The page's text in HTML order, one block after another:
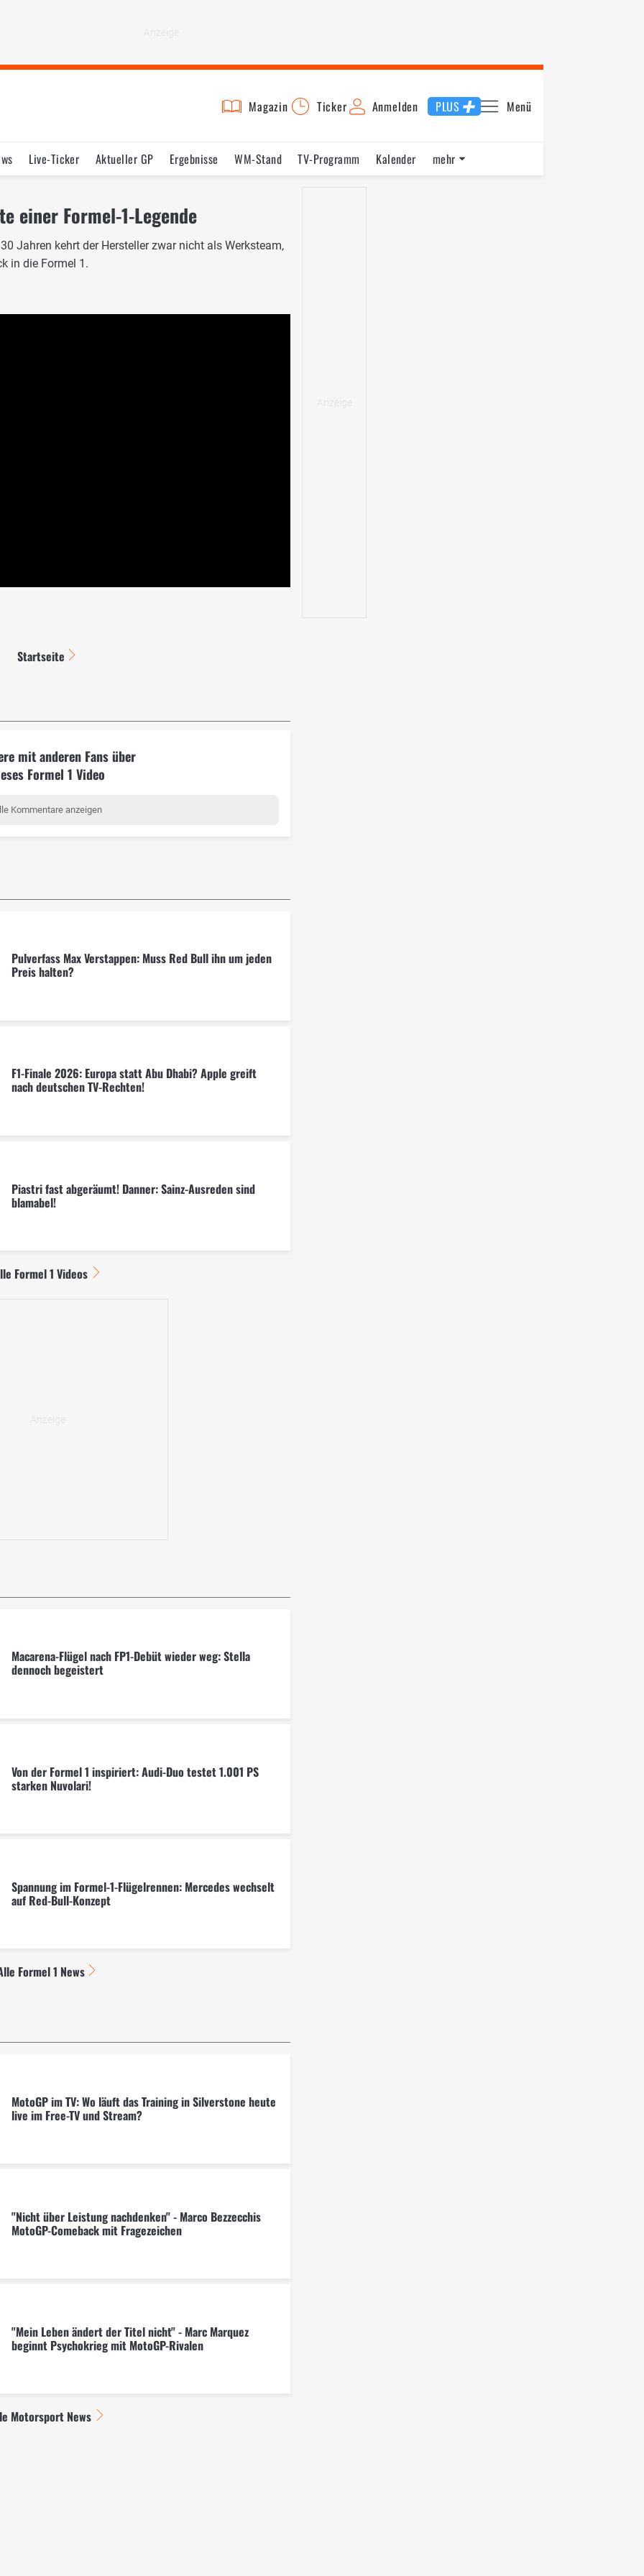
Magazin Ticker Anmelden PLUS Menü
Live-Ticker Aktueller GP Ergebnisse WM-Stand TV-Programm
Kalender
mehr
einer Formel-1-Legende
Jahren kehrt der Hersteller zwar nicht als Werksteam,
in die Formel 1.
Startseite
mit anderen Fans über
Formel 1 Video
Kommentare anzeigen
Pulverfass Max Verstappen: Muss Red Bull ihn um jeden
Preis halten?
F1-Finale 2026: Europa statt Abu Dhabi? Apple greift
nach deutschen TV-Rechten!
Piastri fast abgeräumt! Danner: Sainz-Ausreden sind
blamabel!
Formel 1 Videos
Macarena-Flügel nach FP1-Debüt wieder weg: Stella
dennoch begeistert
Von der Formel 1 inspiriert: Audi-Duo testet 1.001 PS
starken Nuvolari!
Spannung im Formel-1-Flügelrennen: Mercedes wechselt
auf Red-Bull-Konzept
Formel 1 News
MotoGP im TV: Wo läuft das Training in Silverstone heute
live im Free-TV und Stream?
"Nicht über Leistung nachdenken" - Marco Bezzecchis
MotoGP-Comeback mit Fragezeichen
"Mein Leben ändert der Titel nicht" - Marc Marquez
beginnt Psychokrieg mit MotoGP-Rivalen
Motorsport News